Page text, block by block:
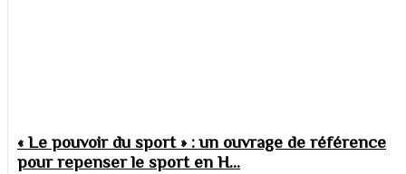
« Le pouvoir du sport » : un ouvrage de référence
pour repenser le sport en H...